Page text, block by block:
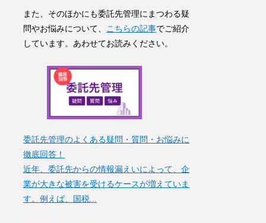
また、そのほかにも委託先管理にまつわる疑
問やお悩みについて、
こちらの記事でご紹介
しています。あわせてお読みください。
委託先管理のよくある疑問・質問・お悩みに
徹底回答！
近年、委託先からの情報漏えいによって、企
業が大きな被害を受けるケースが増えていま
す。例えば、国税...